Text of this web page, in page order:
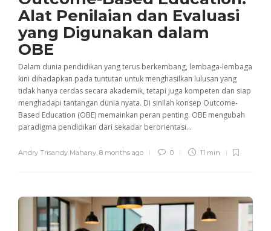
Alat Penilaian dan Evaluasi
yang Digunakan dalam
OBE
Dalam dunia pendidikan yang terus berkembang, lembaga-lembaga
kini dihadapkan pada tuntutan untuk menghasilkan lulusan yang
tidak hanya cerdas secara akademik, tetapi juga kompeten dan siap
menghadapi tantangan dunia nyata. Di sinilah konsep Outcome-
Based Education (OBE) memainkan peran penting. OBE mengubah
paradigma pendidikan dari sekadar berorientasi...
Andry Trisandy Mahany 8 months ago 0 11 min